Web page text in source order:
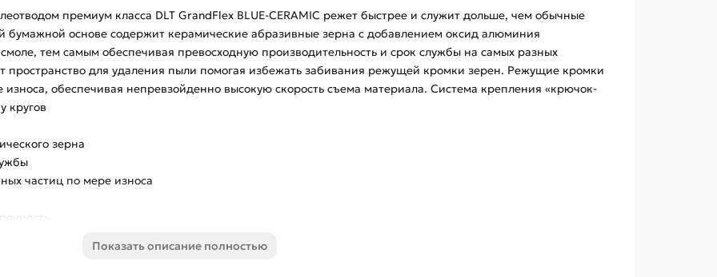
премиум класса DLT GrandFlex BLUE-CERAMIC режет быстрее и служит дольше, чем обычные
бумажной основе содержит керамические абразивные зерна с добавлением оксид алюминия
тем самым обеспечивая превосходную производительность и срок службы на самых разных
пространство для удаления пыли помогая избежать забивания режущей кромки зерен. Режущие кромки
обеспечивая непревзойденно высокую скорость съема материала. Система крепления «крючок-
кругов
зерна
частиц по мере износа
Показать описание полностью